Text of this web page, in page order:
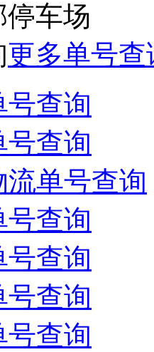
车场
更多单号查
查询
查询
单号查询
号查询
号查询
号查询
号查询